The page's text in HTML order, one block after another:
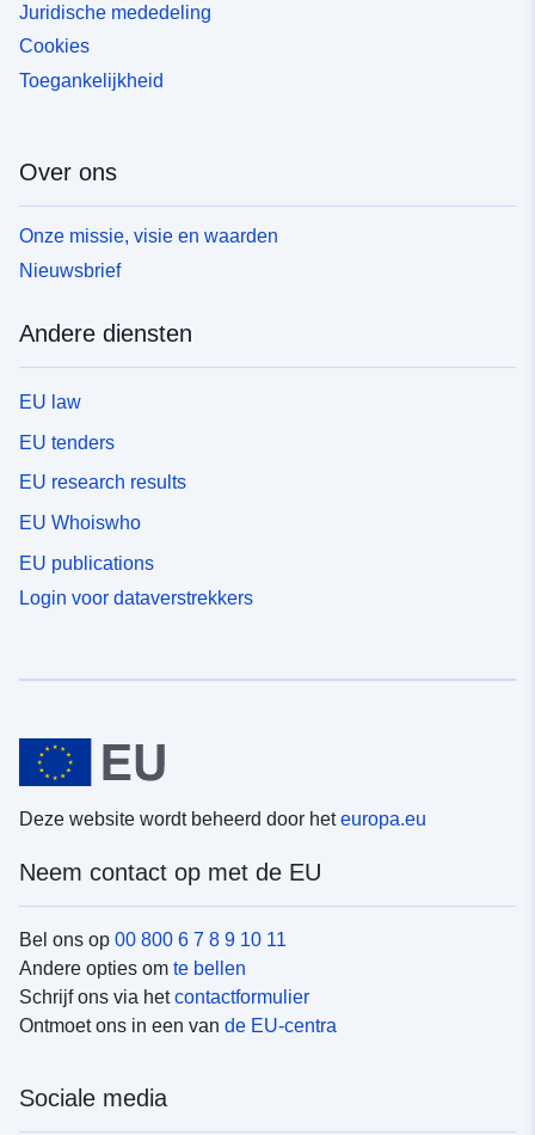
Juridische mededeling
Cookies
Toegankelijkheid
Over ons
Onze missie, visie en waarden
Nieuwsbrief
Andere diensten
EU law
EU tenders
EU research results
EU Whoiswho
EU publications
Login voor dataverstrekkers
Deze website wordt beheerd door heteuropa.eu
Neem contact op met de EU
Bel ons op 00 800 6 7 8 9 10 11
Andere opties om te bellen
Schrijf ons via hetcontactformulier
Ontmoet ons in een van de EU-centra
Sociale media